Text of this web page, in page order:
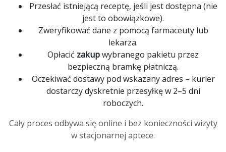
Przesłać istniejącą receptę, jeśli jest dostępna (nie
jest to obowiązkowe).
Zweryfikować dane z pomocą farmaceuty lub
lekarza.
Opłacić zakupwybranego pakietu przez
bezpieczną bramkę płatniczą.
Oczekiwać dostawy pod wskazany adres – kurier
dostarczy dyskretnie przesyłkę w 2–5 dni
roboczych.
Cały proces odbywa sięonline i bez konieczności wizyty
w stacjonarnej aptece.